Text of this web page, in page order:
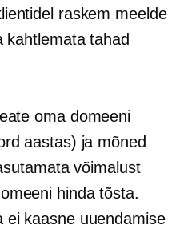
raskem meelde
tahad
oma domeeni
aastas) ja mõned
võimalust
hinda tõsta.
ei kaasne uuendamise